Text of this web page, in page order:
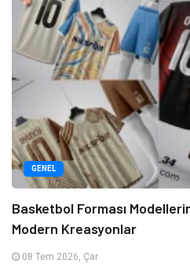
GENEL
Basketbol Forması
Modern Kreasyonlar
08 Tem 2026, Çar